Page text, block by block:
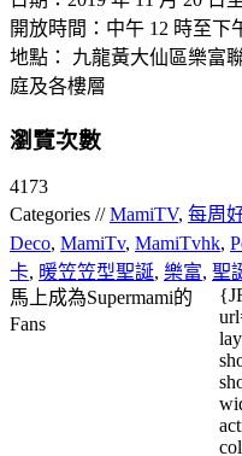
開放時間：中午 12 時至下
地點： 九龍黃大仙區樂富
庭及各樓層
瀏覽次數
4173
Categories //MamiTV, 每周
Deco, MamiTv, MamiTvhk,
卡, 暖笠笠型聖誕, 樂富, 聖
馬上成為Supermami的
Fans